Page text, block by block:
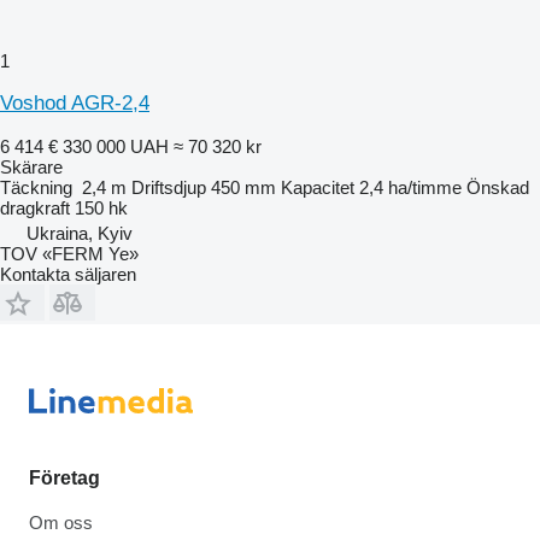
1
Voshod AGR-2,4
6 414 € 330 000 UAH ≈ 70 320 kr
Skärare
Täckning 2,4 m Driftsdjup 450 mm Kapacitet 2,4 ha/timme Önskad
dragkraft 150 hk
Ukraina, Kyiv
TOV «FERM Ye»
Kontakta säljaren
Företag
Om oss